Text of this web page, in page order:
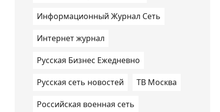
Информационный Журнал Сеть
Интернет журнал
Русская Бизнес Ежедневно
Русская сеть новостей ТВ Москва
Российская военная сеть